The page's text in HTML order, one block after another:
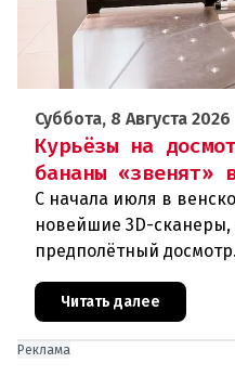
Суббота, 8 Августа 2026
Курьёзы на
бананы «звенят»
С начала июля в
новейшие 3D-
предполётный
отправляют на
Читать далее
Реклама